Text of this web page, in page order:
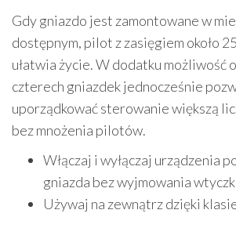
Gdy gniazdo jest zamontowane w
dostępnym, pilot z zasięgiem około
ułatwia życie. W dodatku możliwość
czterech gniazdek jednocześnie
uporządkować sterowanie większą
bez mnożenia pilotów.
Włączaj i wyłączaj urządzenia
gniazda bez wyjmowania
Używaj na zewnątrz dzięki